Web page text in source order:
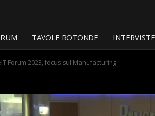
TAVOLE ROTONDE INTERVISTE
Forum 2023, focus sul Manufacturing